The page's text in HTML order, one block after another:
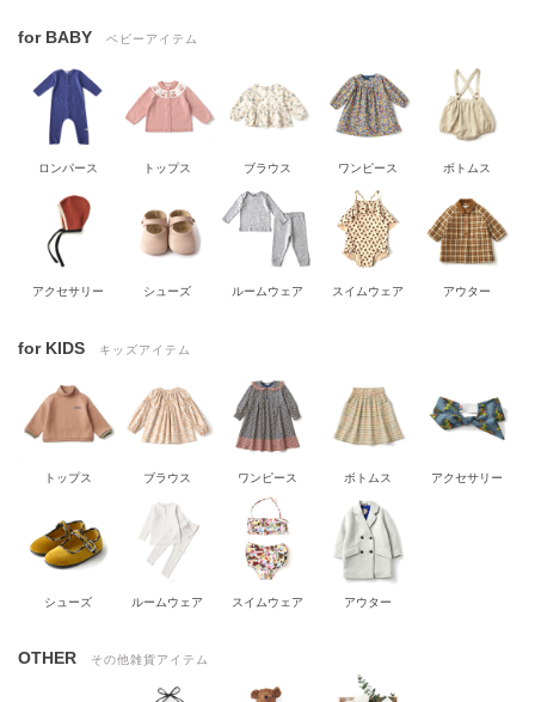
for BABY ベビーアイテム
ロンパース トップス ブラウス ワンピース ボトムス
アクセサリー シューズ ルームウェア スイムウェア アウター
for KIDS キッズアイテム
トップス ブラウス ワンピース ボトムス アクセサリー
シューズ ルームウェア スイムウェア アウター
OTHER その他雑貨アイテム